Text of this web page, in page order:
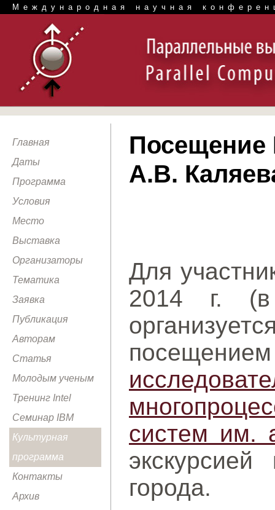
Международная научная
Главная
Даты
Программа
Условия
Место
Выставка
Организаторы
Тематика
Заявка
Публикация
Авторам
Статья
Молодым ученым
Тренинг Intel
Семинар IBM
Культурная
программа
Контакты
Архив
А.В.
Для
2014 г. (в
систем им.
города.